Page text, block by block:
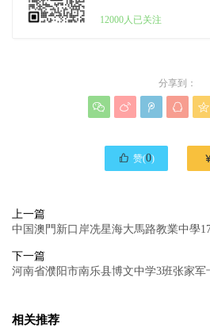
12000人已关注
分享到：
    
 赞(0)
上一篇
中国澳門新口岸冼星海大馬路教業中學
下一篇
河南省濮阳市南乐县博文中学3班张家
相关推荐